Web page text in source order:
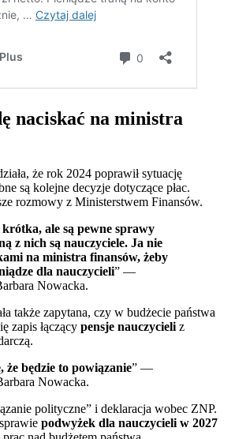
naciskać na ministra
że rok 2024 poprawił sytuację
są kolejne decyzje dotyczące płac.
rozmowy z Ministerstwem Finansów.
krótka, ale są pewne sprawy
z nich są nauczyciele. Ja nie
na ministra finansów, żeby
dla nauczycieli” —
Nowacka.
także zapytana, czy w budżecie państwa
zapis łączący pensje nauczycieli z
że będzie to powiązanie” —
Nowacka.
polityczne” i deklaracja wobec ZNP.
podwyżek dla nauczycieli w 2027